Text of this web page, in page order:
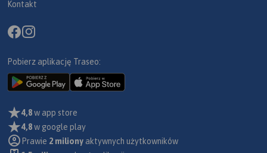
Kontakt
Pobierz aplikację Traseo:
4,8w app store
4,8w google play
Prawie 2 miliony aktywnych użytkowników